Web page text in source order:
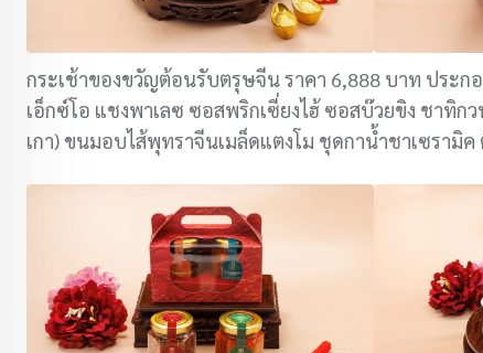
กระเช้าของขวัญต้อนรับตรุษจีน ราคา 6,888 บาท ประ
เอ็กซ์โอ แชงพาเลซ ซอสพริกเซี่ยงไฮ้ ซอสบ๊วยขิง ชาทิ
เกา) ขนมอบไส้พุทราจีนเมล็ดแตงโม ชุดกาน้ำชาเซรามิ